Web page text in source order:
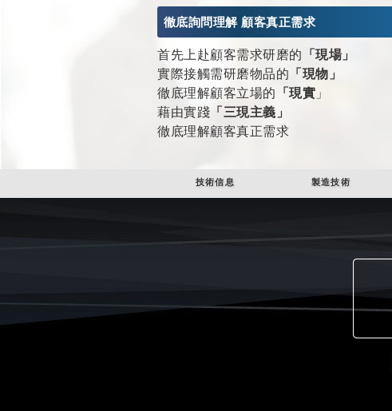
徹底詢問理解 顧客真正需求
首先上赴顧客需求研磨的 「現場」
實際接觸需研磨物品的 「現物」
徹底理解顧客立場的 「現實 」
藉由實踐 「三現主義」
徹底理解顧客真正需求
技術信息 製造技術